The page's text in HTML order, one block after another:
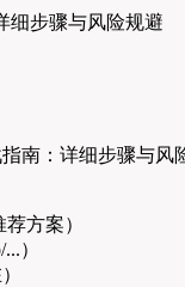
细步骤与风险规避
方案）
）